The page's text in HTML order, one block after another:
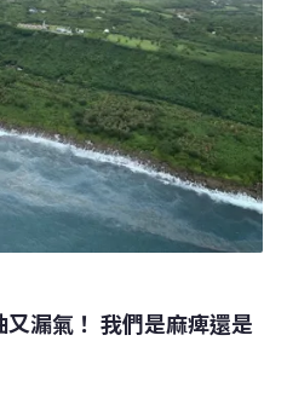
善方向。油染國家公園海岸
迢近年來，從陸域到海域、本
程度大小不一的漏油事故。
煉製重鎮，外海設有卸泊大
、海底管線等附
漏氣！ 我們是麻痺還是